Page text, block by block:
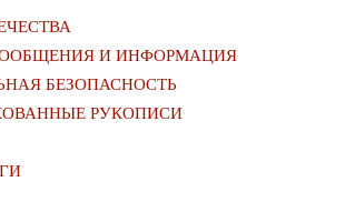
И ИНФОРМАЦИЯ
БЕЗОПАСНОСТЬ
РУКОПИСИ